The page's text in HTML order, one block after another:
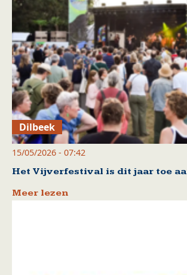
Dilbeek
15/05/2026 - 07:42
Het Vijverfestival is dit jaar toe
Meer lezen